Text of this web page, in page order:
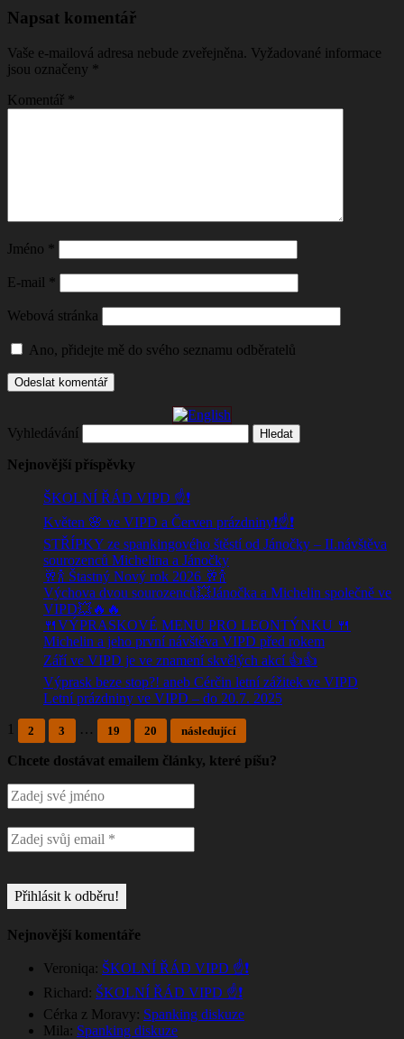
Napsat komentář
Vaše e-mailová adresa nebude zveřejněna. Vyžadované informace
jsou označeny *
Komentář *
Jméno *
E-mail *
Webová stránka
Ano, přidejte mě do svého seznamu odběratelů
Vyhledávání
Nejnovější příspěvky
ŠKOLNÍ ŘÁD VIPD ☝️❗
Květen 🌸 ve VIPD a Červen prázdniny❗☝️❗
STŘÍPKY ze spankingového štěstí od Jánočky – II.návštěva
sourozenců Michelina a Jánočky
🥂🍾 Štastný Nový rok 2026 🥂🍾
Výchova dvou sourozenců💥Jánočka a Michelin společně ve
VIPD💥🔥🔥
🍴VÝPRASKOVÉ MENU PRO LEONTÝNKU 🍴
Michelin a jeho první návštěva VIPD před rokem
Září ve VIPD je ve znamení skvělých akcí 👍👍
Výprask beze stop?! aneb Cérčin letní zážitek ve VIPD
Letní prázdniny ve VIPD – do 20.7. 2025
1
2 3 … 19 20 následující
Chcete dostávat emailem články, které píšu?
Nejnovější komentáře
Veroniqa: ŠKOLNÍ ŘÁD VIPD ☝️❗
Richard: ŠKOLNÍ ŘÁD VIPD ☝️❗
Cérka z Moravy: Spanking diskuze
Mila: Spanking diskuze